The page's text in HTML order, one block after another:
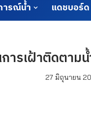
ารณ์น้ำ แดชบอร์ด
ารเฝ้าติดตาม
27 มิถุนายน